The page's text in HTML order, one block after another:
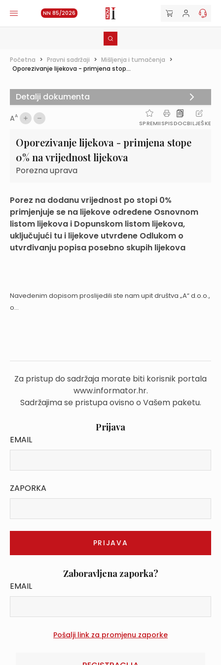
NN 85/2026
Početna > Pravni sadržaji > Mišljenja i tumačenja >
Oporezivanje lijekova - primjena stop...
AA
SPREMIISPISDOCBILJEŠKE
Oporezivanje lijekova - primjena stope
0% na vrijednost lijekova
Porezna uprava
Porez na dodanu vrijednost po stopi 0%
primjenjuje se na lijekove određene Osnovnom
listom lijekova i Dopunskom listom lijekova,
uključujući tu i lijekove utvrđene Odlukom o
utvrđivanju popisa posebno skupih lijekova
Navedenim dopisom proslijedili ste nam upit društva „A“ d.o.o.,
o...
Za pristup do sadržaja morate biti korisnik portala
www.informator.hr.
Sadržajima se pristupa ovisno o Vašem paketu.
Prijava
EMAIL
ZAPORKA
Zaboravljena zaporka?
EMAIL
Detalji dokumenta